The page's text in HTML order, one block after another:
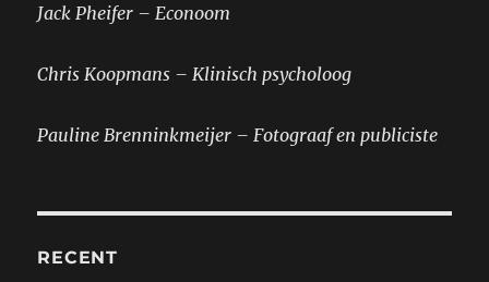
Jack Pheifer – Econoom
Chris Koopmans – Klinisch psycholoog
Pauline Brenninkmeijer – Fotograaf en publiciste
RECENT